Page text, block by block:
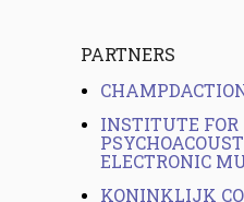
PARTNERS
INSTITUTE FOR
ELECTRONIC
KONINKLIJK